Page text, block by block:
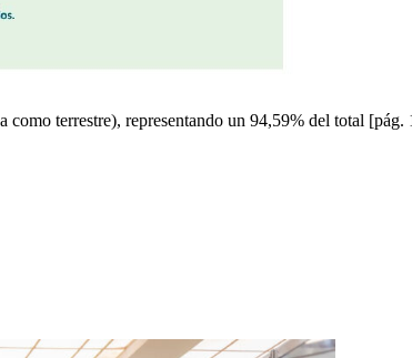
terrestre), representando un 94,59% del total [pág.